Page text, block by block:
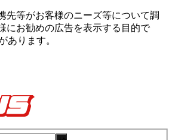
先等がお客様のニーズ等について調
にお勧めの広告を表⽰する⽬的で
あります。